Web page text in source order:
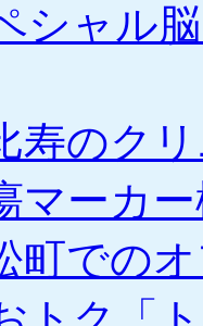
シャル
寿のク
マーカ
町での